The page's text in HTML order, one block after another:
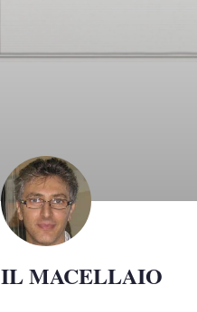
IL MACELLAIO